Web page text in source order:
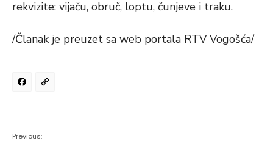
rekvizite: vijaču, obruč, loptu, čunjeve i traku.
/Članak je preuzet sa web portala RTV Vogošća/
Facebook
Previous: